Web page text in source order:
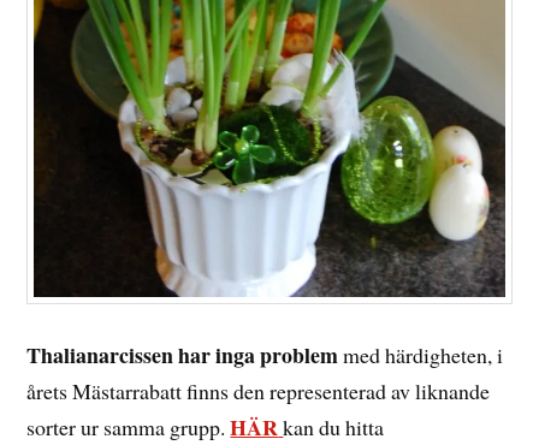
Thalianarcissen har inga problemmed härdigheten, i
årets Mästarrabatt finns den representerad av liknande
sorter ur samma grupp.HÄRkan du hitta